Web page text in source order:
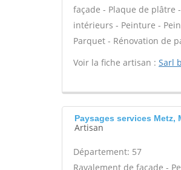
façade - Plaque de plâtre
intérieurs - Peinture -
Parquet - Rénovation de
Voir la fiche artisan : Sarl
Paysages services Metz,
Artisan
Département: 57
Ravalement de façade -